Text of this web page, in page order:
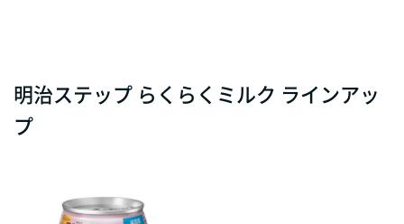
明治ステップ らくらくミルク ラインアッ
プ